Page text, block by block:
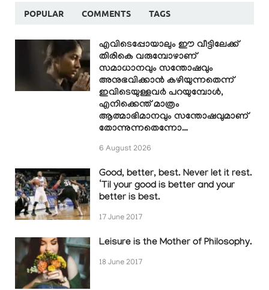
POPULAR COMMENTS TAGS
എവിടെപ്പോയാലും ഈ വീട്ടിലേക്ക്
തിരികെ വരുമ്പോഴാണ്
സമാധാനവും സന്തോഷവും
അനുഭവിക്കാൻ കഴിയുന്നതെന്ന്
ഇവിടെയുള്ളവർ പറയുമ്പോൾ,
എനിക്കെന്ത് മാത്രം
ആത്മാഭിമാനവും സന്തോഷവുമാണ്
തോന്നുന്നതെന്നോ…
6 August 2026
Good, better, best. Never let it rest.
‘Til your good is better and your
better is best.
17 June 2017
Leisure is the Mother of Philosophy.
18 June 2017